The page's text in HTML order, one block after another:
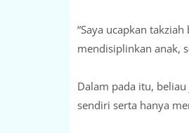
“Saya ucapkan
mendisiplinkan anak,
Dalam pada itu,
sendiri serta hanya